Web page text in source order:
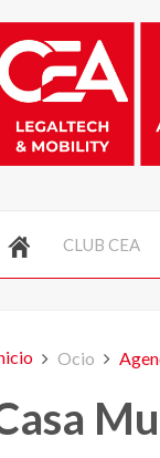
CLUB CEA
Ocio